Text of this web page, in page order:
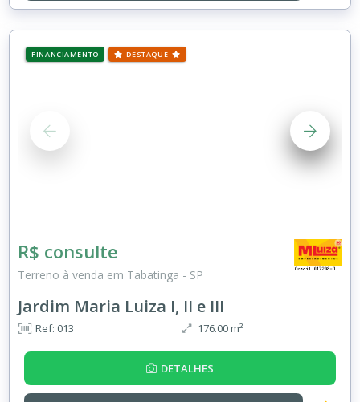
FINANCIAMENTO DESTAQUE
R$ consulte
Terreno à venda em Tabatinga - SP
Jardim Maria Luiza I, II e III
Ref: 013 176.00 m²
DETALHES